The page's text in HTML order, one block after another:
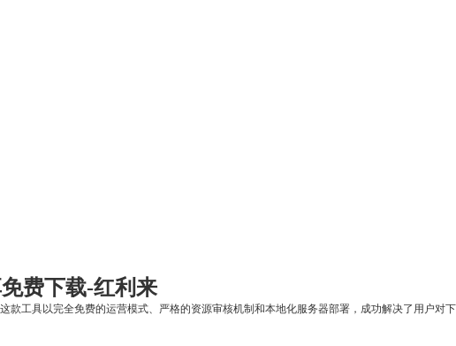
费下载-红利来
款工具以完全免费的运营模式、严格的资源审核机制和本地化服务器部署，成功解决了用户